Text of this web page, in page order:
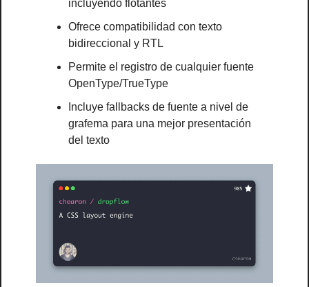
incluyendo flotantes
Ofrece compatibilidad con texto
bidireccional y RTL
Permite el registro de cualquier fuente
OpenType/TrueType
Incluye fallbacks de fuente a nivel de
grafema para una mejor presentación
del texto